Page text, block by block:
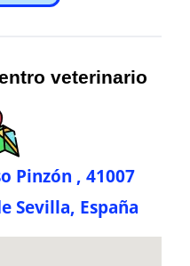
veterinario
Pinzón , 41007
Sevilla, España